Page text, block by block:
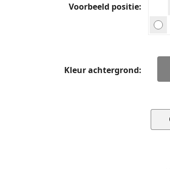
Voorbeeld positie
Kleur achtergrond